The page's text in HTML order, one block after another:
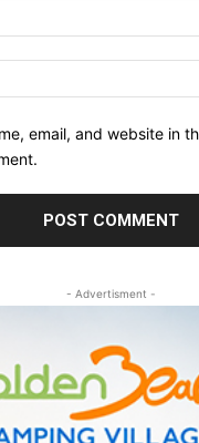
email, and website in
- Advertisment -